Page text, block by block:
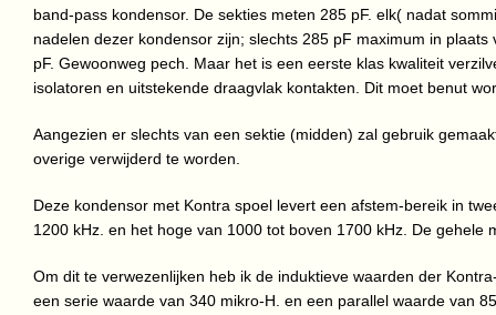
band-pass kondensor. De sekties meten 285 pF. elk( nadat
nadelen dezer kondensor zijn; slechts 285 pF maximum in
pF. Gewoonweg pech. Maar het is een eerste klas kwaliteit
isolatoren en uitstekende draagvlak kontakten. Dit moet benut
Aangezien er slechts van een sektie (midden) zal gebruik
overige verwijderd te worden.
Deze kondensor met Kontra spoel levert een afstem-bereik in
1200 kHz. en het hoge van 1000 tot boven 1700 kHz. De gehele
Om dit te verwezenlijken heb ik de induktieve waarden der
een serie waarde van 340 mikro-H. en een parallel waarde van